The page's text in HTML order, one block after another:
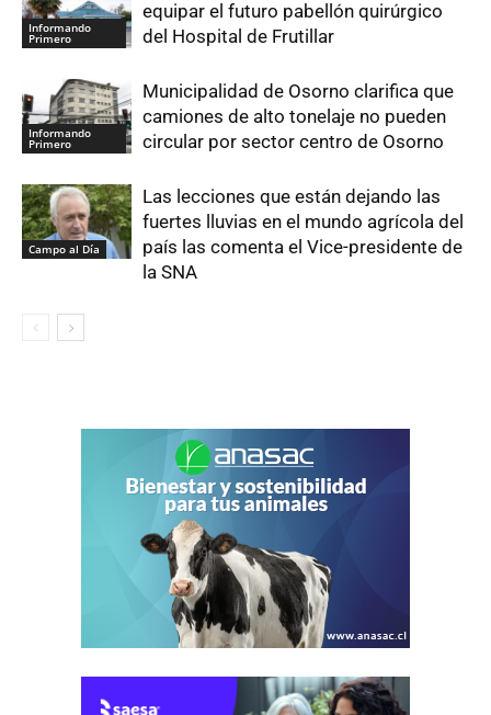
Informando
Primero
equipar el futuro pabellón quirúrgico
del Hospital de Frutillar
Informando
Primero
Municipalidad de Osorno clarifica que
camiones de alto tonelaje no pueden
circular por sector centro de Osorno
Campo al Día
Las lecciones que están dejando las
fuertes lluvias en el mundo agrícola del
país las comenta el Vice-presidente de
la SNA